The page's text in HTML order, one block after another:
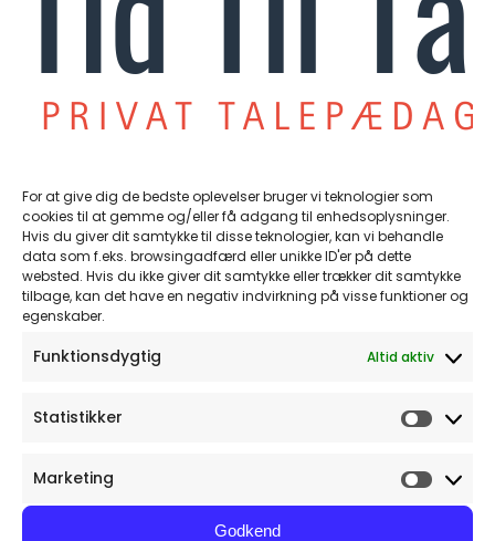
For at give dig de bedste oplevelser bruger vi teknologier som
cookies til at gemme og/eller få adgang til enhedsoplysninger.
Hvis du giver dit samtykke til disse teknologier, kan vi behandle
data som f.eks. browsingadfærd eller unikke ID'er på dette
websted. Hvis du ikke giver dit samtykke eller trækker dit samtykke
tilbage, kan det have en negativ indvirkning på visse funktioner og
egenskaber.
Funktionsdygtig Altid aktiv
Statistikker
Marketing
Godkend
man kan gøre brug af en privat praktiserende
talepædagog til børn med
udtalevanskeligheder. Som privat talepædagog
underviser jeg børn og vejleder forældre i,
hvordan de bedste kan støtte deres barn i sin
“Hvis børn gang på gang oplever, at de
ikke bliver forstået, holder de til sidst op
med at snakke.”
ikke
en